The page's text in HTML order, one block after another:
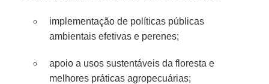
implementação de políticas públicas
ambientais efetivas e perenes;
apoio a usos sustentáveis da floresta e
melhores práticas agropecuárias;